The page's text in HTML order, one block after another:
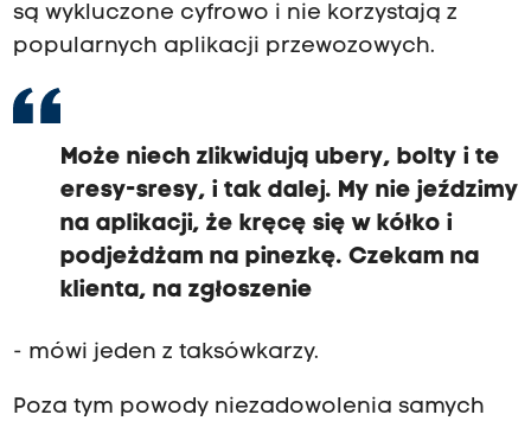
są wykluczone cyfrowo i nie korzystają z
popularnych aplikacji przewozowych.
Może niech zlikwidują ubery, bolty i te
eresy-sresy, i tak dalej. My nie jeździmy
na aplikacji, że kręcę się w kółko i
podjeżdżam na pinezkę. Czekam na
klienta, na zgłoszenie
- mówi jeden z taksówkarzy.
Poza tym powody niezadowolenia samych